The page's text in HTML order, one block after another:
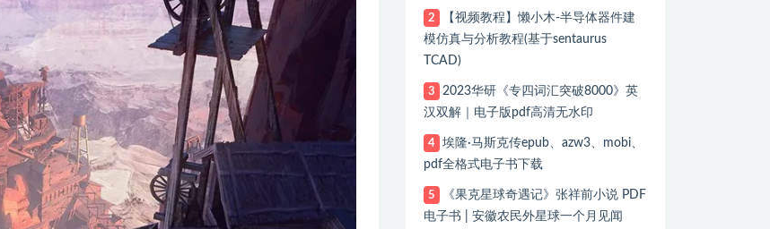
2
【视频教程】懒小木-半导体器件建
模仿真与分析教程(基于sentaurus
TCAD)
3
2023华研《专四词汇突破8000》英
汉双解｜电子版pdf高清无水印
4
埃隆·马斯克传epub、azw3、mobi、
pdf全格式电子书下载
5
《果克星球奇遇记》张祥前小说 PDF
电子书 | 安徽农民外星球一个月见闻